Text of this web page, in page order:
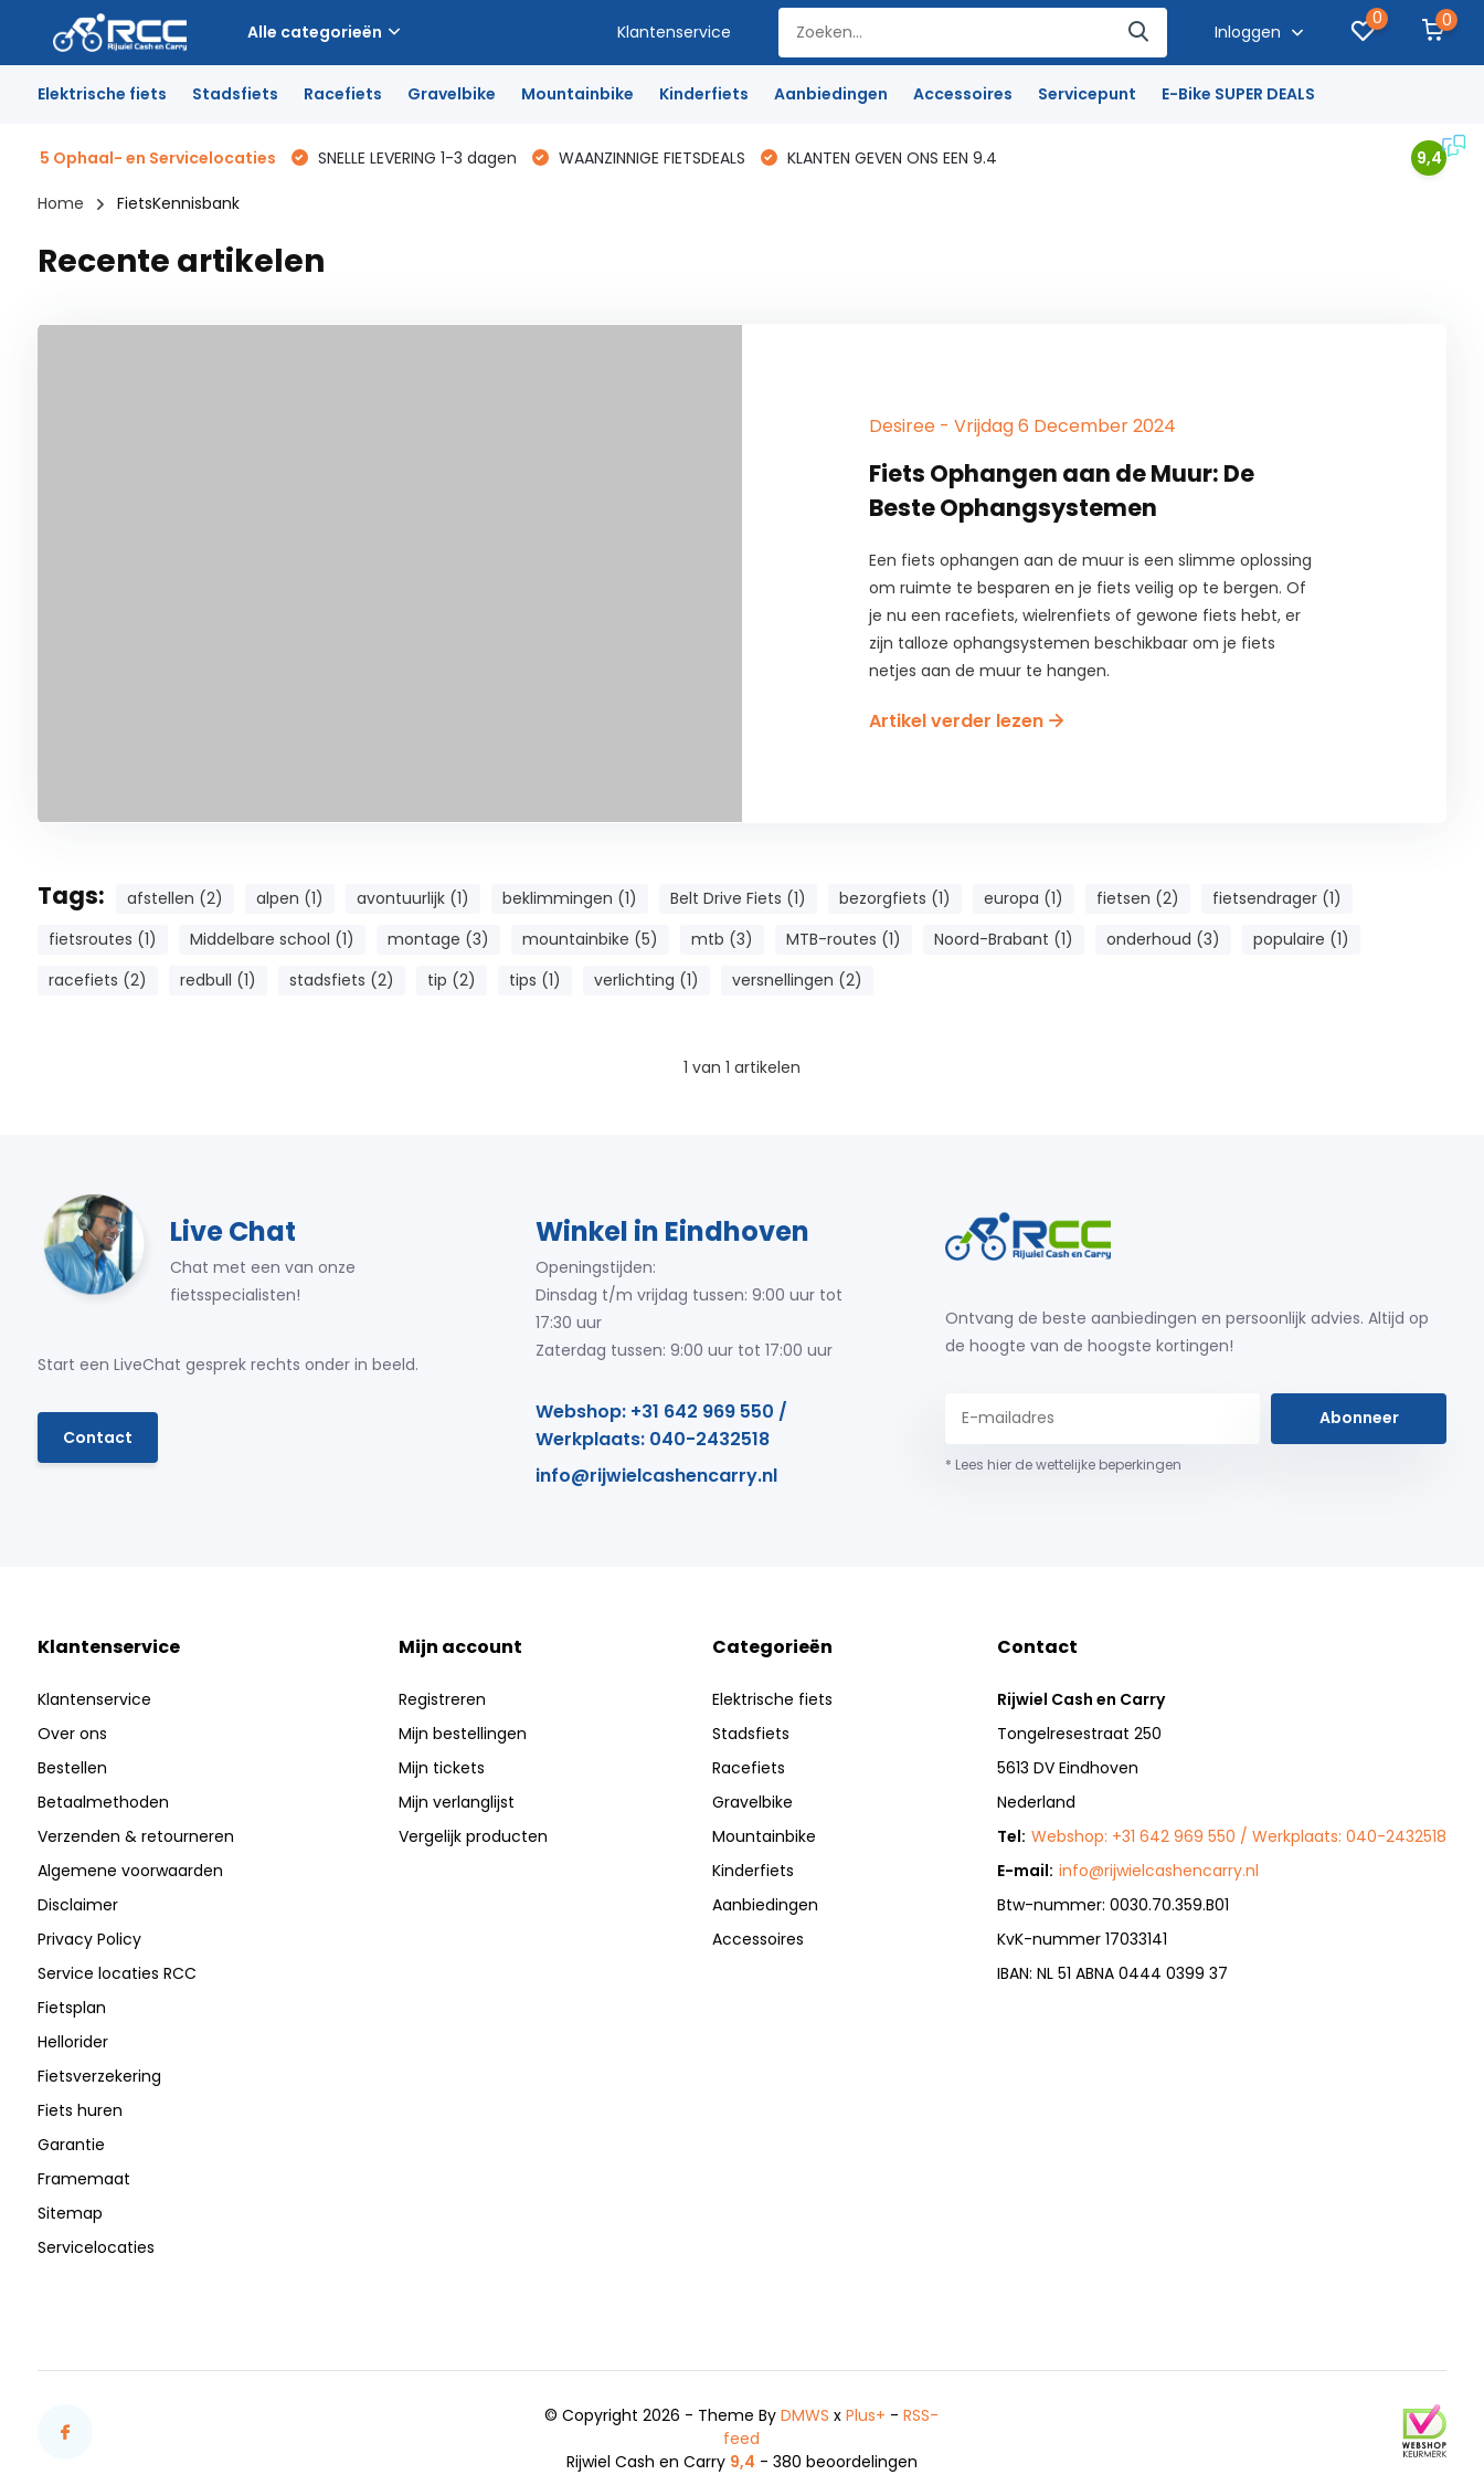
Alle categorieën Klantenservice Inloggen
0 0
Elektrische fiets Stadsfiets Racefiets Gravelbike Mountainbike Kinderfiets Aanbiedingen Accessoires Servicepunt E-Bike SUPER DEALS
5 Ophaal- en Servicelocaties SNELLE LEVERING 1-3 dagen WAANZINNIGE FIETSDEALS KLANTEN GEVEN ONS EEN 9.4 9,4
Home FietsKennisbank
Recente artikelen
Desiree - Vrijdag 6 December 2024
Fiets Ophangen aan de Muur: De
Beste Ophangsystemen
Een fiets ophangen aan de muur is een slimme oplossing
om ruimte te besparen en je fiets veilig op te bergen. Of
je nu een racefiets, wielrenfiets of gewone fiets hebt, er
zijn talloze ophangsystemen beschikbaar om je fiets
netjes aan de muur te hangen.
Artikel verder lezen
Tags: afstellen (2) alpen (1) avontuurlijk (1) beklimmingen (1) Belt Drive Fiets (1) bezorgfiets (1) europa (1) fietsen (2)
fietsendrager (1)
fietsroutes (1)
Middelbare school (1) montage (3) mountainbike (5) mtb (3) MTB-routes (1) Noord-Brabant (1) onderhoud (3)
populaire (1)
racefiets (2)
redbull (1) stadsfiets (2) tip (2) tips (1) verlichting (1) versnellingen (2)
1 van 1 artikelen
Live Chat
Chat met een van onze
fietsspecialisten!
Start een LiveChat gesprek rechts onder in beeld.
Contact
Winkel in Eindhoven
Openingstijden:
Dinsdag t/m vrijdag tussen: 9:00 uur tot
17:30 uur
Zaterdag tussen: 9:00 uur tot 17:00 uur
Webshop: +31 642 969 550 /
Werkplaats: 040-2432518
info@rijwielcashencarry.nl
Ontvang de beste aanbiedingen en persoonlijk advies. Altijd op
de hoogte van de hoogste kortingen!
Abonneer
* Lees hier de wettelijke beperkingen
Klantenservice
Klantenservice
Over ons
Bestellen
Betaalmethoden
Verzenden & retourneren
Algemene voorwaarden
Disclaimer
Privacy Policy
Service locaties RCC
Fietsplan
Hellorider
Fietsverzekering
Fiets huren
Garantie
Framemaat
Sitemap
Servicelocaties
Mijn account
Registreren
Mijn bestellingen
Mijn tickets
Mijn verlanglijst
Vergelijk producten
Categorieën
Elektrische fiets
Stadsfiets
Racefiets
Gravelbike
Mountainbike
Kinderfiets
Aanbiedingen
Accessoires
Contact
Rijwiel Cash en Carry
Tongelresestraat 250
5613 DV Eindhoven
Nederland
Tel: Webshop: +31 642 969 550 / Werkplaats: 040-2432518
E-mail: info@rijwielcashencarry.nl
Btw-nummer: 0030.70.359.B01
KvK-nummer 17033141
IBAN: NL 51 ABNA 0444 0399 37
© Copyright 2026 - Theme ByDMWS xPlus+ -RSS-
feed
Rijwiel Cash en Carry 9,4 - 380 beoordelingen